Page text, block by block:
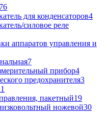
76
для конденсаторов4
силовое реле
аппаратов управления и
7
прибор4
предохранителя3
1
пакетный19
ножевой30